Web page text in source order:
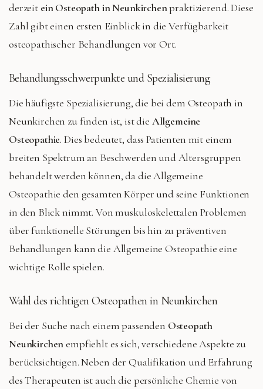
derzeit ein Osteopath in Neunkirchenpraktizierend. Diese
Zahl gibt einen ersten Einblick in die Verfügbarkeit
osteopathischer Behandlungen vor Ort.
Behandlungsschwerpunkte und Spezialisierung
Die häufigste Spezialisierung, die bei dem Osteopath in
Neunkirchen zu finden ist, ist die Allgemeine
Osteopathie. Dies bedeutet, dass Patienten mit einem
breiten Spektrum an Beschwerden und Altersgruppen
behandelt werden können, da die Allgemeine
Osteopathie den gesamten Körper und seine Funktionen
in den Blick nimmt. Von muskuloskelettalen Problemen
über funktionelle Störungen bis hin zu präventiven
Behandlungen kann die Allgemeine Osteopathie eine
wichtige Rolle spielen.
Wahl des richtigen Osteopathen in Neunkirchen
Bei der Suche nach einem passenden Osteopath
Neunkirchenempfiehlt es sich, verschiedene Aspekte zu
berücksichtigen. Neben der Qualifikation und Erfahrung
des Therapeuten ist auch die persönliche Chemie von